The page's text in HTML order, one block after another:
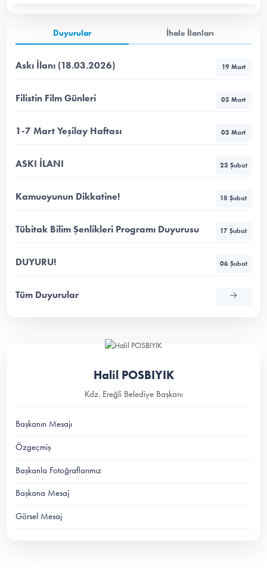
Duyurular İhale İlanları
Askı İlanı (18.03.2026) 19 Mart
Filistin Film Günleri 05 Mart
1-7 Mart Yeşilay Haftası 03 Mart
ASKI İLANI 23 Şubat
Kamuoyunun Dikkatine! 18 Şubat
Tübitak Bilim Şenlikleri Programı Duyurusu 17 Şubat
DUYURU! 06 Şubat
Tüm Duyurular
Halil POSBIYIK
Kdz. Ereğli Belediye Başkanı
Başkanın Mesajı
Özgeçmiş
Başkanla Fotoğraflarımız
Başkana Mesaj
Görsel Mesaj